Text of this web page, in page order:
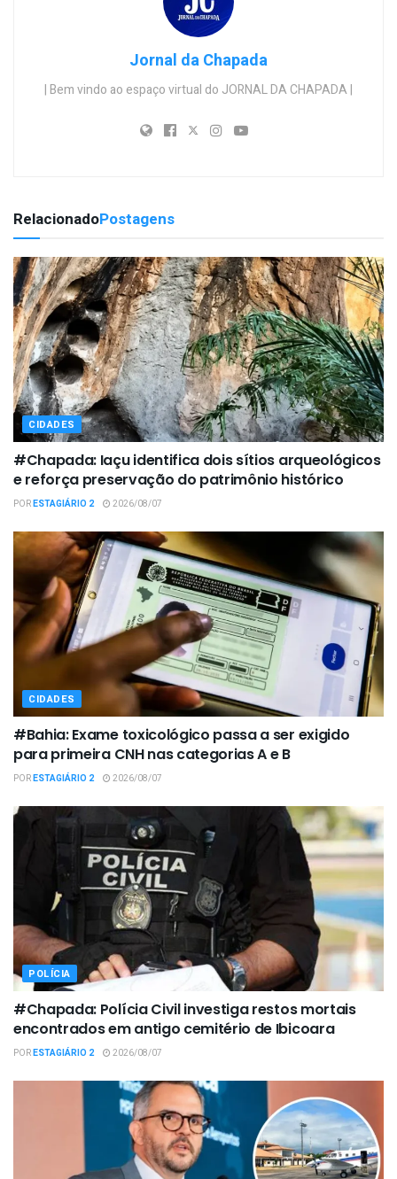
Jornal da Chapada
| Bem vindo ao espaço virtual do JORNAL DA CHAPADA |
RelacionadoPostagens
CIDADES
#Chapada: Iaçu identifica dois sítios arqueológicos
e reforça preservação do patrimônio histórico
PORESTAGIÁRIO 2 2026/08/07
CIDADES
#Bahia: Exame toxicológico passa a ser exigido
para primeira CNH nas categorias A e B
PORESTAGIÁRIO 2 2026/08/07
POLÍCIA
#Chapada: Polícia Civil investiga restos mortais
encontrados em antigo cemitério de Ibicoara
PORESTAGIÁRIO 2 2026/08/07